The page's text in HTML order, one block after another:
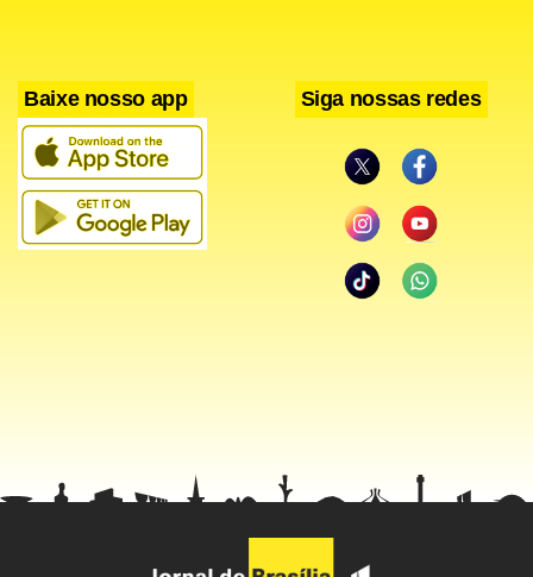
Facebook
WhatsApp
LinkedIn
TwitterTelegram
Share
Baixe nosso app Siga nossas redes